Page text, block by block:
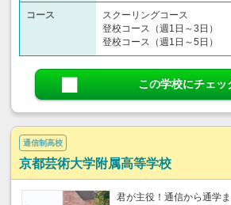
コース
スクーリングコース
登校コース（週1日～3日）
登校コース（週1日～5日）
この学校にチェッ
通信制高校
京都芸術大学附属高等学校
君が主役！通信から通学